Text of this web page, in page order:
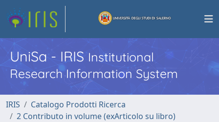
UniSa - IRISInstitutional
Research Information System
IRIS
Catalogo Prodotti Ricerca
2 Contributo in volume (exArticolo su libro)